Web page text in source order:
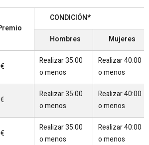
CONDICIÓN*
Hombres Mujeres
Realizar 35:00
o menos
Realizar 40:00
o menos
Realizar 35:00
o menos
Realizar 40:00
o menos
Realizar 35:00
o menos
Realizar 40:00
o menos